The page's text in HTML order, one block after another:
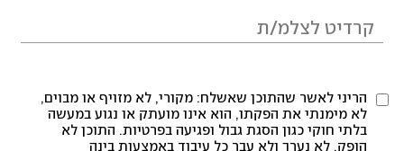
הריני לאשר שהתוכן שאשלח: מקורי, לא מזויף או מבוים,
לא מימנתי את הפקתו, הוא אינו מועתק או נגוע במעשה
בלתי חוקי כגון הסגת גבול ופגיעה בפרטיות. התוכן לא
הופק, לא נערך ולא עבר כל עיבוד באמצעות בינה